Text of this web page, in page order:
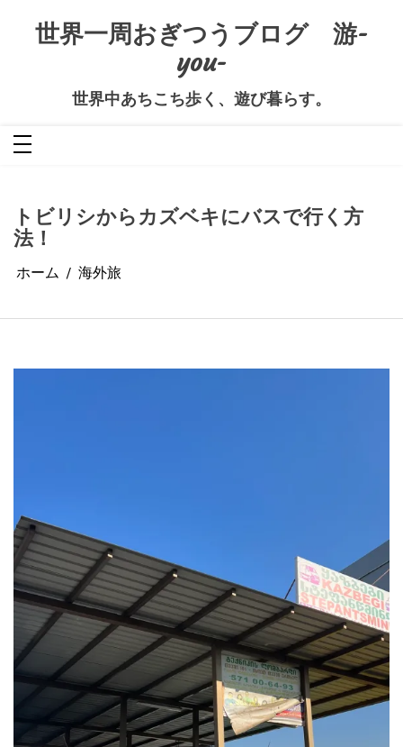
世界一周おぎつうブログ 游-
you-
世界中あちこち歩く、遊び暮らす。
トビリシからカズベキにバスで行く方
法！
ホーム 海外旅